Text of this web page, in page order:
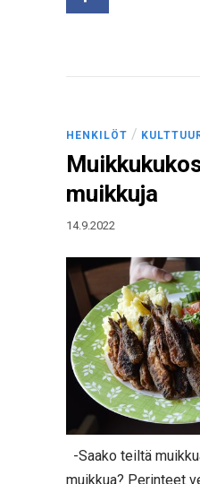
HENKILÖT /
muikkuja
14.9.2022
-Saako teiltä
muikkua? Perinteet